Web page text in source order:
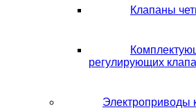
Клапаны
регулирующих
Электроприводы